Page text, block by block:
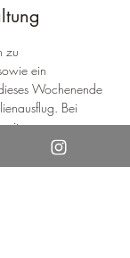
zu
ein
Wochenende
Bei
(abhängig von
den Nachmittag